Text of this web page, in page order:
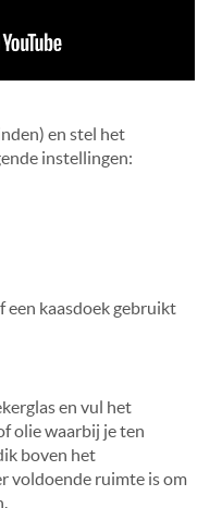
en stel het
instellingen:
een kaasdoek gebruikt
en vul het
olie waarbij je ten
boven het
voldoende ruimte is om